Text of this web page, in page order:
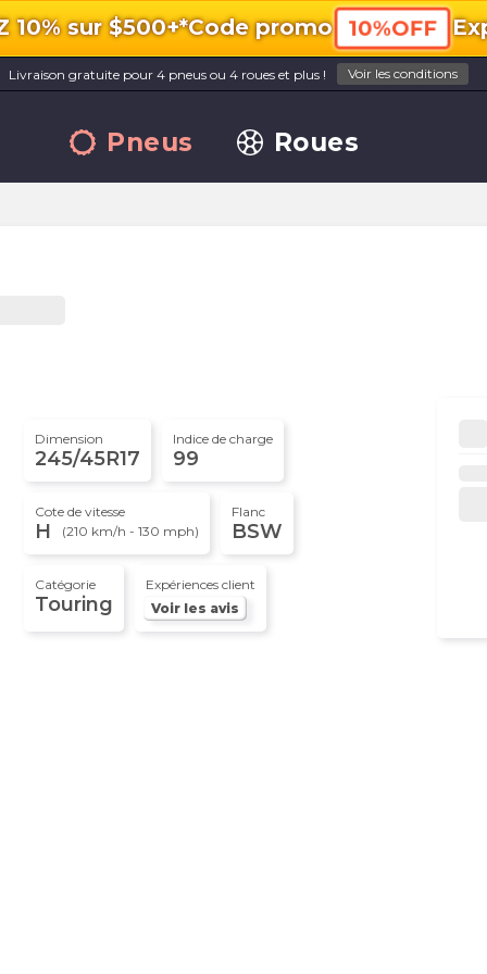
10% sur $500+*Code promo 10%OFF
Livraison gratuite pour 4 pneus ou 4 roues et plus ! Voir les conditions
Pneus Roues
Dimension
245/45R17
Indice de charge
99
Cote de vitesse
H (210 km/h - 130 mph)
Flanc
BSW
Catégorie
Touring
Expériences client
Voir les avis